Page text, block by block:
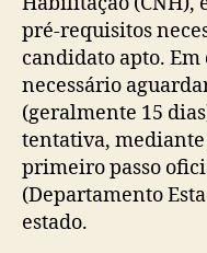
pré-requisitos
candidato apto. Em
necessário
(geralmente 15
tentativa, mediante
primeiro passo
(Departamento
estado.